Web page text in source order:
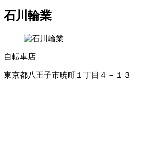
石川輪業
自転車店
東京都八王子市暁町１丁目４－１３